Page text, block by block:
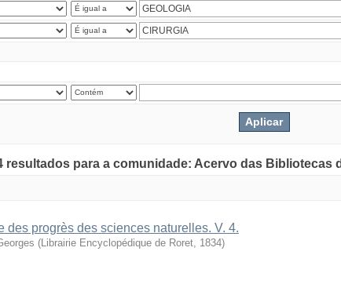
resultados para a comunidade: Acervo das Bibliotecas
des progrès des sciences naturelles. V. 4.
(Librairie Encyclopédique de Roret, 1834)